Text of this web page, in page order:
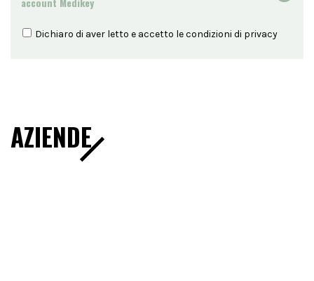
Dichiaro di aver letto e accetto le condizioni di privacy
AZIENDE